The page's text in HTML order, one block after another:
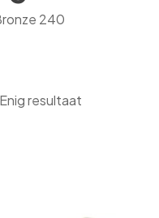
240
Enig resultaat